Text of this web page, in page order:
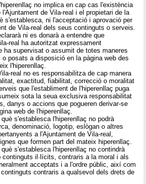
no implica en cap cas l'existència
l'Ajuntament de Vila-real i el propietari de la
s'establesca, ni l'acceptació i aprovació per
de Vila-real dels seus continguts o serveis.
ni es donarà a entendre que
real ha autoritzat expressament
ha supervisat o assumit de totes maneres
posats a disposició en la pàgina web des
l'hiperenllaç.
real no es responsabilitza de cap manera
exactitud, fiabilitat, correcció o moralitat
que l'establiment de l'hiperenllaç puga
sota la seua exclusiva responsabilitat
danys o accions que pogueren derivar-se
web de l'hiperenllaç.
què s'establesca l'hiperenllaç no podrà
denominació, logotip, eslògan o altres
a l'Ajuntament de Vila-real,
que formen part del mateix hiperenllaç.
què s'establesca l'hiperenllaç no contindrà
continguts il·lícits, contraris a la moral i als
acceptats i a l'ordre públic, així com
contraris a qualsevol dels drets de